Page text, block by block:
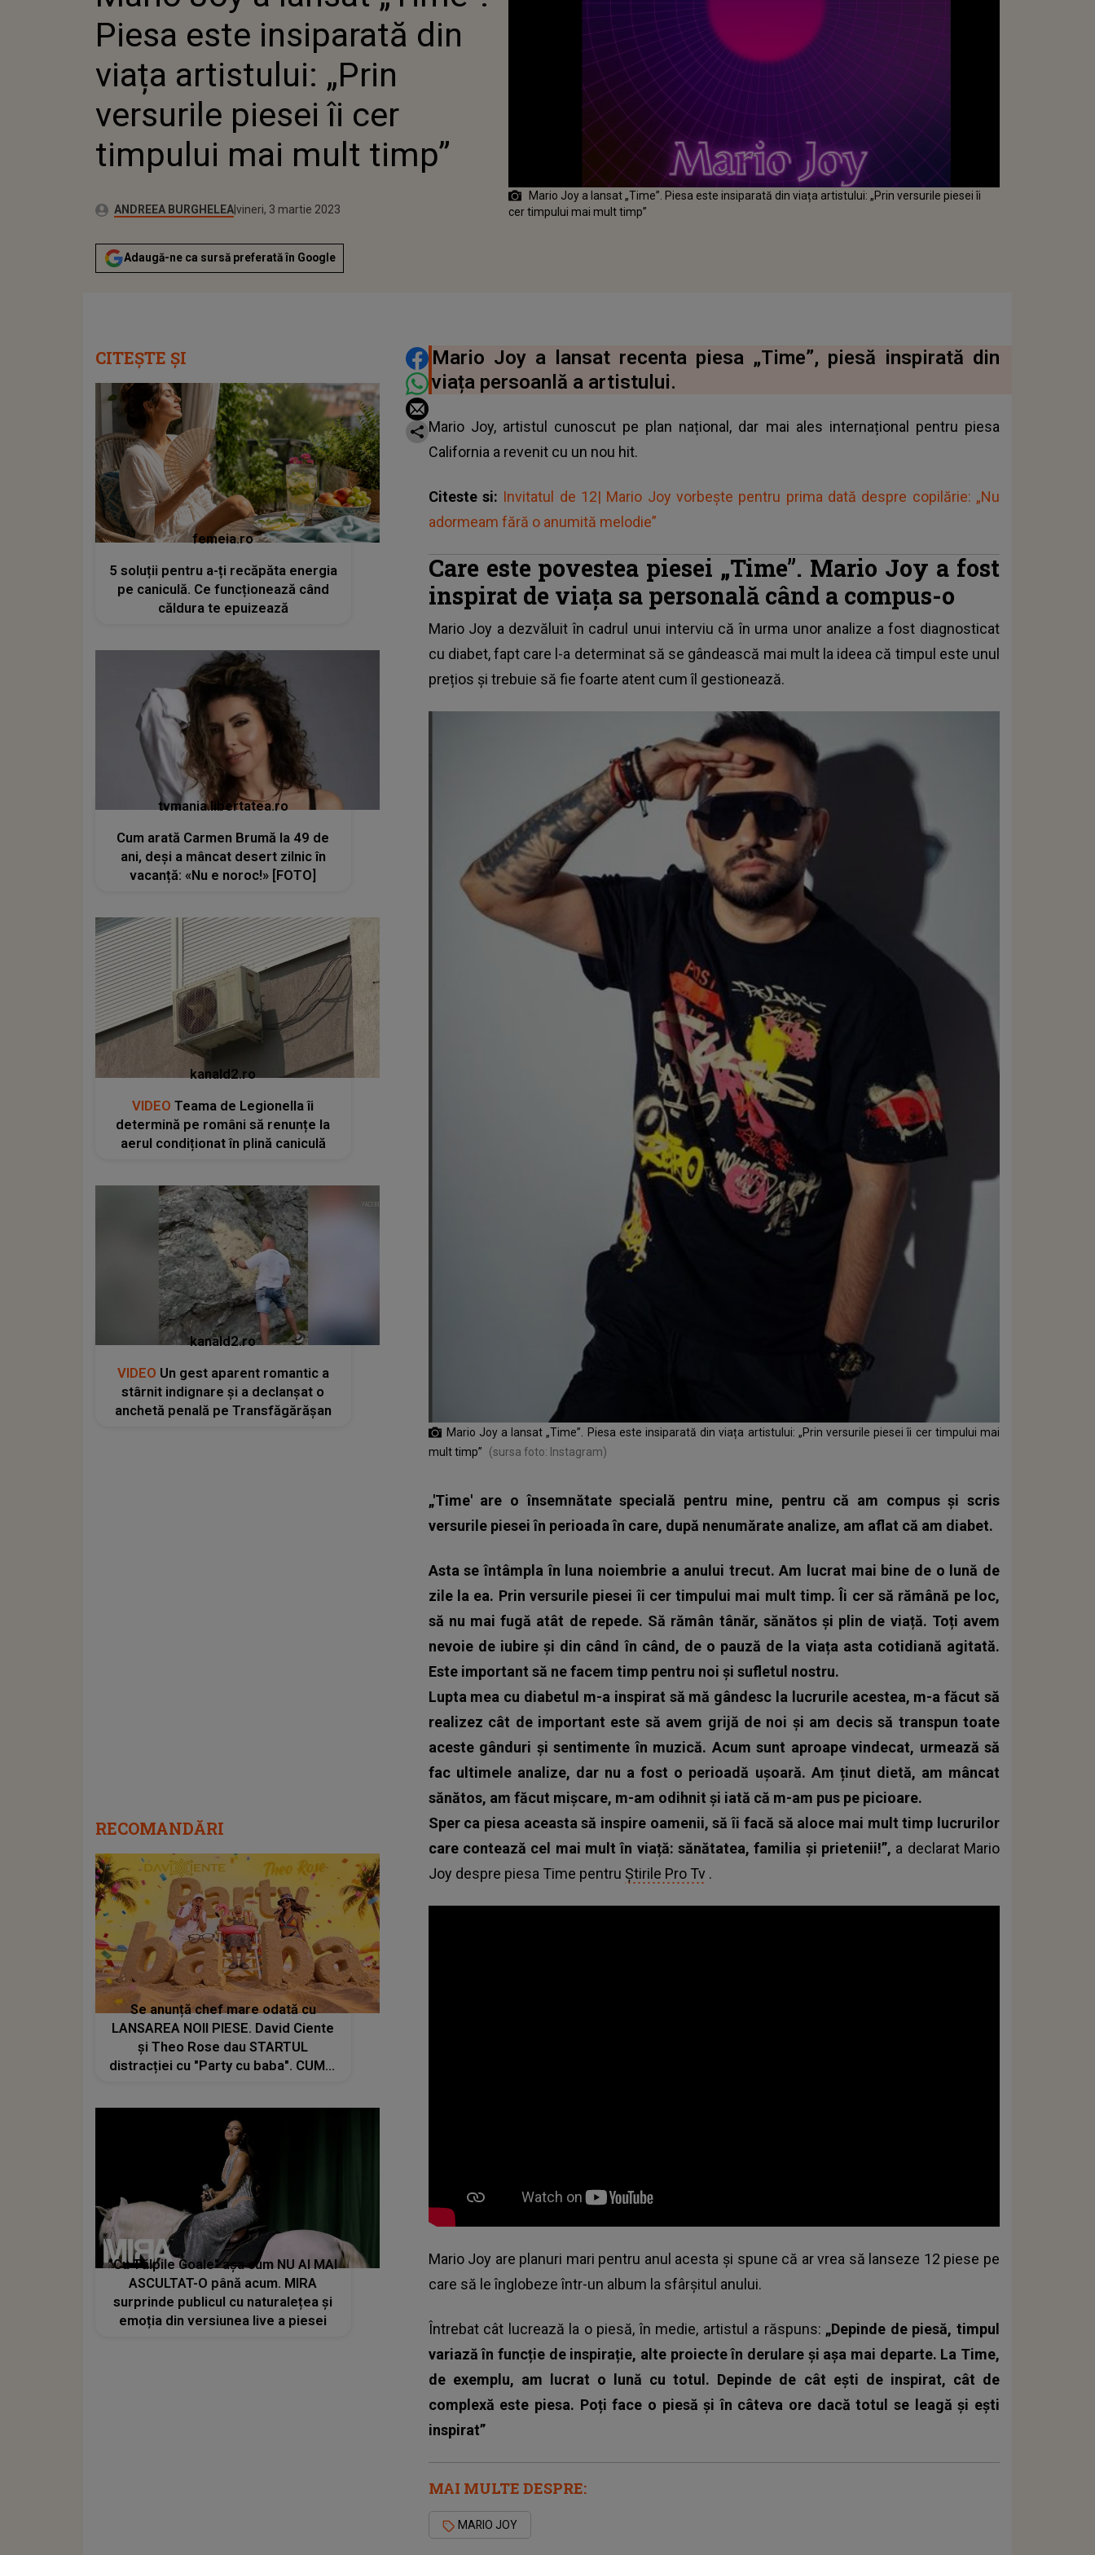
VERSURILE PIESEI ÎI CER
TIMPULUI MAI MULT TIMP”
Piesa este insiparată din
viața artistului: „Prin
versurile piesei îi cer
timpului mai mult timp”
Autor:ANDREEA BURGHELEAPublicat:
joi, 3 martie 2022
Actualizat:
vineri, 3 martie 2023
Adaugă-ne ca sursă preferată în Google
Mario Joy a lansat „Time”. Piesa este insiparată din viața artistului: „Prin versurile piesei îi
cer timpului mai mult timp”
DISTRIBUIE ARTICOLUL
Mario Joy a lansat recenta piesa „Time”, piesă inspirată din
viața persoanlă a artistului.
Mario Joy, artistul cunoscut pe plan național, dar mai ales internațional pentru piesa
California a revenit cu un nou hit.
Citeste si: Invitatul de 12| Mario Joy vorbește pentru prima dată despre copilărie: „Nu
adormeam fără o anumită melodie”
Care este povestea piesei „Time”. Mario Joy a fost
inspirat de viața sa personală când a compus-o
Mario Joy a dezvăluit în cadrul unui interviu că în urma unor analize a fost diagnosticat
cu diabet, fapt care l-a determinat să se gândească mai mult la ideea că timpul este unul
prețios și trebuie să fie foarte atent cum îl gestionează.
Mario Joy a lansat „Time”. Piesa este insiparată din viața artistului: „Prin versurile piesei îi cer timpului mai
mult timp”
(sursa foto: Instagram)
„'Time' are o însemnătate specială pentru mine, pentru că am compus și scris
versurile piesei în perioada în care, după nenumărate analize, am aflat că am diabet.
Asta se întâmpla în luna noiembrie a anului trecut. Am lucrat mai bine de o lună de
zile la ea. Prin versurile piesei îi cer timpului mai mult timp. Îi cer să rămână pe loc,
să nu mai fugă atât de repede. Să rămân tânăr, sănătos și plin de viață. Toți avem
nevoie de iubire și din când în când, de o pauză de la viața asta cotidiană agitată.
Este important să ne facem timp pentru noi și sufletul nostru.
Lupta mea cu diabetul m-a inspirat să mă gândesc la lucrurile acestea, m-a făcut să
realizez cât de important este să avem grijă de noi și am decis să transpun toate
aceste gânduri și sentimente în muzică. Acum sunt aproape vindecat, urmează să
fac ultimele analize, dar nu a fost o perioadă ușoară. Am ținut dietă, am mâncat
sănătos, am făcut mișcare, m-am odihnit și iată că m-am pus pe picioare.
Sper ca piesa aceasta să inspire oamenii, să îi facă să aloce mai mult timp lucrurilor
care contează cel mai mult în viață: sănătatea, familia și prietenii!”, a declarat Mario
Joy despre piesa Time pentru Știrile Pro Tv.
Mario Joy are planuri mari pentru anul acesta și spune că ar vrea să lanseze 12 piese pe
care să le înglobeze într-un album la sfârșitul anului.
Întrebat cât lucrează la o piesă, în medie, artistul a răspuns: „Depinde de piesă, timpul
variază în funcție de inspirație, alte proiecte în derulare și așa mai departe. La Time,
de exemplu, am lucrat o lună cu totul. Depinde de cât ești de inspirat, cât de
complexă este piesa. Poți face o piesă și în câteva ore dacă totul se leagă și ești
inspirat”
MAI MULTE DESPRE:
MARIO JOY
CITEȘTE ȘI
femeia.ro
5 soluții pentru a-ți recăpăta energia
pe caniculă. Ce funcționează când
căldura te epuizează
tvmania.libertatea.ro
Cum arată Carmen Brumă la 49 de
ani, deși a mâncat desert zilnic în
vacanță: «Nu e noroc!» [FOTO]
kanald2.ro
VIDEO Teama de Legionella îi
determină pe români să renunțe la
aerul condiționat în plină caniculă
kanald2.ro
VIDEO Un gest aparent romantic a
stârnit indignare și a declanșat o
anchetă penală pe Transfăgărășan
RECOMANDĂRI
Se anunță chef mare odată cu
LANSAREA NOII PIESE. David Ciente
și Theo Rose dau STARTUL
distracției cu "Party cu baba". CUM A
"Cu Tălpile Goale" așa cum NU AI MAI
ASCULTAT-O până acum. MIRA
surprinde publicul cu naturalețea și
emoția din versiunea live a piesei